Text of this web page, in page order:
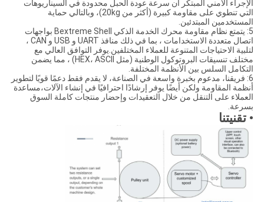
الإجراء الأمني المبتكر أن سرعة عودة الحبل محدودة في السيناريوهات
التي تنطوي على مقاومة كبيرة (أكثر من 20kg)، وبالتالي حماية
المستخدمين المبتدئين.
5: يتمتع نظام مقاومة محرك الخدمة الذكي Bextreme Shell بواجهات
اتصال متعددة الاستخدامات ، بما في ذلك منافذ UART و USB و CAN ،
لتلبية الاحتياجات المتنوعة للعملاء المختلفين.يوفر التوافق العالي مع
مختلف تنسيقات البروتوكول الوطنية (مثل HEX، ASCII) ، مما يضمن
التكامل السلس بين الأنظمة المختلفة.
6: فريقنا، مدعوم بخبرة واسعة في الصناعة، لا يقدم فقط دعمًا قويًا لتطوير
أنظمة المقاومة ولكن أيضًا يوفر إرشادًا احترافيًا في إنشاء الآلات،مساعدة
العملاء على التنقل من خلال التعقيدات وإحضار منتجات كاملة السوق
بسرعة.
• تقنيتنا